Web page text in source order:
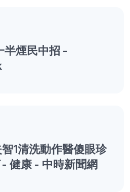
半煙民中招 -
1清洗動作醫傻眼珍
健康 - 中時新聞網